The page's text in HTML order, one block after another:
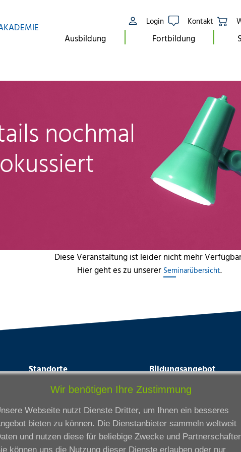
Login Kontakt
Ausbildung Fortbildung
nochmal
Diese Veranstaltung ist leider nicht mehr
Hier geht es zu unserer Seminarübersicht.
Standorte
Darmstadt
Fulda
Gießen
Kassel
Bildungsangebot
Ausbildung
Fortbildung
Wir benötigen Ihre Zustimmung
Webseite nutzt Dienste Dritter, um Ihnen ein besseres
bieten zu können. Die Dienstanbieter sammeln weltweit
und nutzen diese für beliebige Zwecke und
können uns die Nutzung dieser Dienste erlauben oder nur